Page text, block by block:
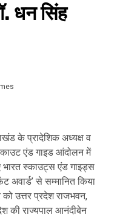
धन सिंह
के प्रादेशिक अध्यक्ष व
एंड गाइड आंदोलन में
स्काउट्स एंड गाइड्स
अवार्ड’ से सम्मानित किया
उत्तर प्रदेश राजभवन,
की राज्यपाल आनंदीबेन